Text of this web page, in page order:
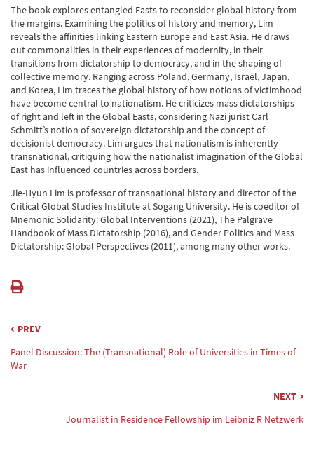
The book explores entangled Easts to reconsider global history from
the margins. Examining the politics of history and memory, Lim
reveals the affinities linking Eastern Europe and East Asia. He draws
out commonalities in their experiences of modernity, in their
transitions from dictatorship to democracy, and in the shaping of
collective memory. Ranging across Poland, Germany, Israel, Japan,
and Korea, Lim traces the global history of how notions of victimhood
have become central to nationalism. He criticizes mass dictatorships
of right and left in the Global Easts, considering Nazi jurist Carl
Schmitt’s notion of sovereign dictatorship and the concept of
decisionist democracy. Lim argues that nationalism is inherently
transnational, critiquing how the nationalist imagination of the Global
East has influenced countries across borders.
Jie-Hyun Lim is professor of transnational history and director of the
Critical Global Studies Institute at Sogang University. He is coeditor of
Mnemonic Solidarity: Global Interventions (2021), The Palgrave
Handbook of Mass Dictatorship (2016), and Gender Politics and Mass
Dictatorship: Global Perspectives (2011), among many other works.
PREV
Panel Discussion: The (Transnational) Role of Universities in Times of
War
NEXT
Journalist in Residence Fellowship im Leibniz R Netzwerk